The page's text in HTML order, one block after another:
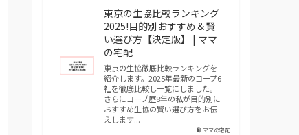
ママの宅配
東京の生協比較ランキング
2025!目的別おすすめ＆賢
い選び方【決定版】 | ママ
の宅配
東京の生協徹底比較ランキングを
紹介します。2025年最新のコープ6
社を徹底比較し一覧にしました。
さらにコープ歴8年の私が目的別に
おすすめ生協の賢い選び方をお伝
えします...